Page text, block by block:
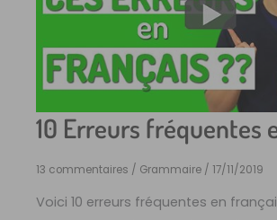
10 Erreurs fréquentes
13 commentaires / Grammaire / 17/11/2019
Voici 10 erreurs fréquentes en